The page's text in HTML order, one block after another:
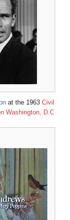
at the 1963 Civil
Washington, D.C.